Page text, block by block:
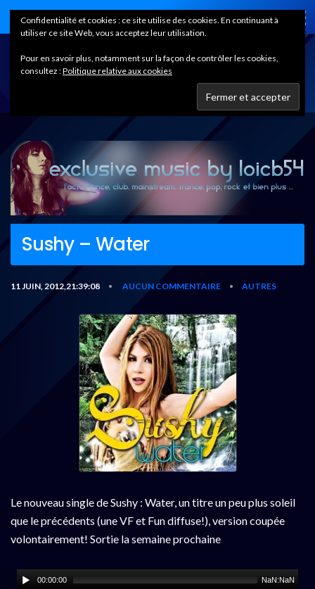
Home
Sushy – Water
11 JUIN, 2012,21:39:08 • AUCUN COMMENTAIRE • AUTRES
Le nouveau single de Sushy : Water, un titre un peu plus soleil
que le précédents (une VF et Fun diffuse!), version coupée
volontairement! Sortie la semaine prochaine
00:00:00 NaN:NaN
Confidentialité et cookies : ce site utilise des cookies. En continuant à
utiliser ce site Web, vous acceptez leur utilisation.
Pour en savoir plus, notamment sur la façon de contrôler les cookies,
consultez :Politique relative aux cookies